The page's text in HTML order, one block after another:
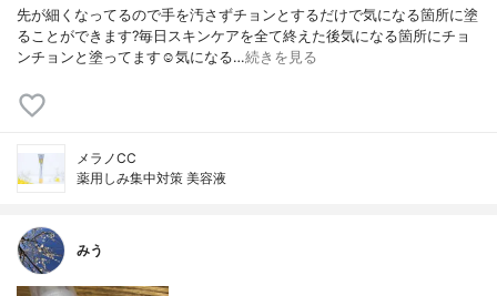
先が細くなってるので手を汚さずチョンとするだけで気になる箇所に塗
ることができます?毎日スキンケアを全て終えた後気になる箇所にチョ
ンチョンと塗ってます☺️気になる…続きを見る
メラノCC
薬用しみ集中対策 美容液
みう